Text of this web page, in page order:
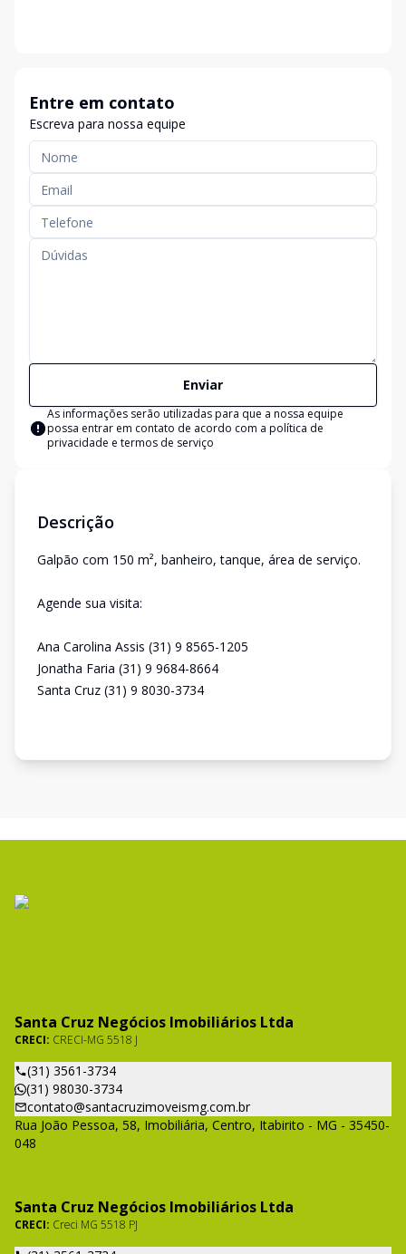
Entre em contato
Escreva para nossa equipe
Enviar
As informações serão utilizadas para que a nossa equipe
possa entrar em contato de acordo com a política de
privacidade e termos de serviço
Descrição
Galpão com 150 m², banheiro, tanque, área de serviço.
Agende sua visita:
Ana Carolina Assis (31) 9 8565-1205
Jonatha Faria (31) 9 9684-8664
Santa Cruz (31) 9 8030-3734
Santa Cruz Negócios Imobiliários Ltda
CRECI: CRECI-MG 5518 J
(31) 3561-3734
(31) 98030-3734
contato@santacruzimoveismg.com.br
Rua João Pessoa, 58, Imobiliária, Centro, Itabirito - MG - 35450-
048
Santa Cruz Negócios Imobiliários Ltda
CRECI: Creci MG 5518 PJ